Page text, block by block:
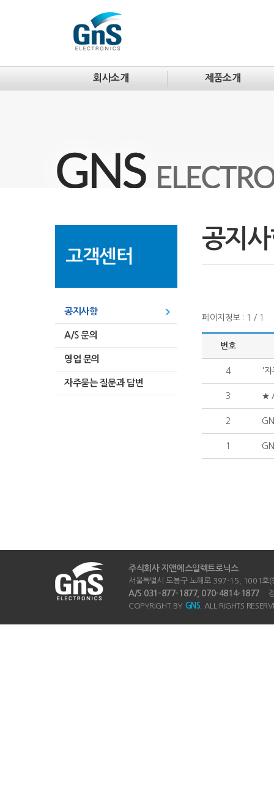
회사소개 제품소개
고객센터
공지사항
A/S 문의
영업 문의
자주묻는 질문과 답변
공지
페이지정보 : 1 / 1
번호
4 '자
3 ★
2
1
주식회사 지앤에스일렉트로닉스
서울특별시 도봉구 노해로 397-15,
A/S 031-877-1877, 070-4814-1877경
COPYRIGHT BY GNS . ALL RIGHTS